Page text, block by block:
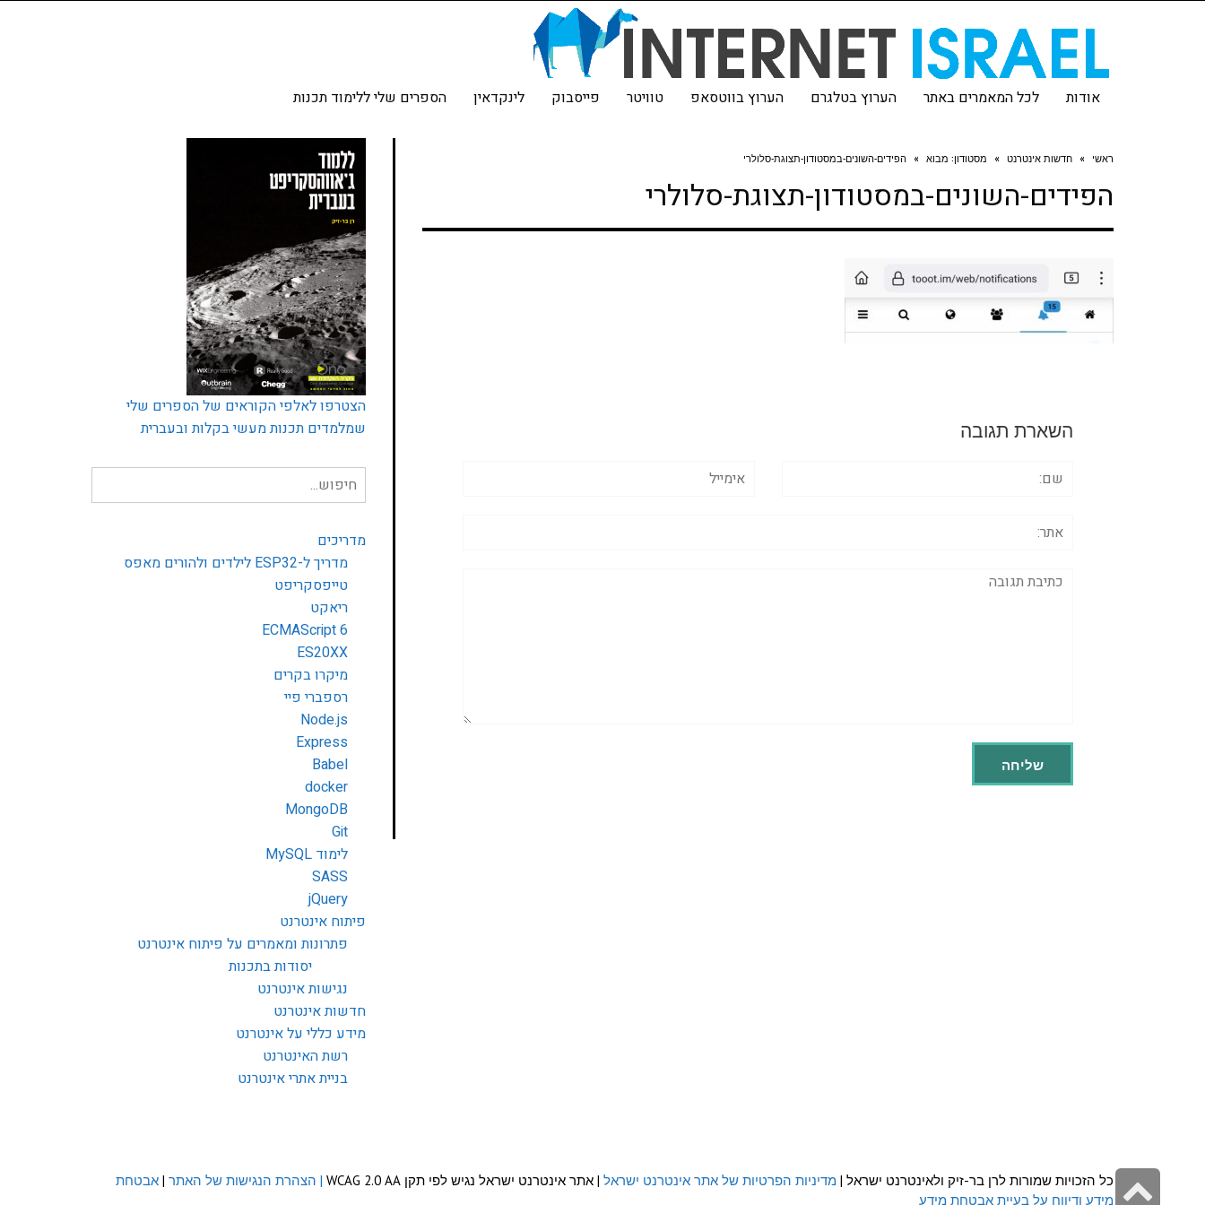
אודות לכל המאמרים באתר הערוץ בטלגרם הערוץ בווטסאפ טוויטר פייסבוק לינקדאין הספרים שלי ללימוד תכנות
ראשי » חדשות אינטרנט » מסטודון: מבוא » הפידים-השונים-במסטודון-תצוגת-סלולרי
הפידים-השונים-במסטודון-תצוגת-סלולרי
השארת תגובה
תגובה
הצטרפו לאלפי הקוראים של הספרים שלי
שמלמדים תכנות מעשי בקלות ובעברית
חיפוש
עבור:
מדריכים
מדריך ל-ESP32 לילדים ולהורים מאפס
טייפסקריפט
ריאקט
ECMAScript 6
ES20XX
מיקרו בקרים
רספברי פיי
Node.js
Express
Babel
docker
MongoDB
Git
לימוד MySQL
SASS
jQuery
פיתוח אינטרנט
פתרונות ומאמרים על פיתוח אינטרנט
יסודות בתכנות
נגישות אינטרנט
חדשות אינטרנט
מידע כללי על אינטרנט
רשת האינטרנט
בניית אתרי אינטרנט
כל הזכויות שמורות לרן בר-זיק ולאינטרנט ישראל | מדיניות הפרטיות של אתר אינטרנט ישראל | אתר אינטרנט ישראל נגיש לפי תקן WCAG 2.0 AA | הצהרת הנגישות של האתר | אבטחת
מידע ודיווח על בעיית אבטחת מידע
גלילה